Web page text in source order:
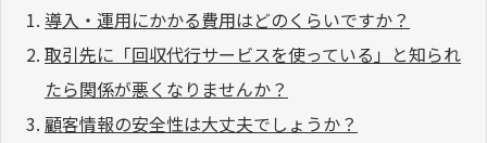
導入・運用にかかる費用はどのくらいですか？
取引先に「回収代行サービスを使っている」と知られ
たら関係が悪くなりませんか？
顧客情報の安全性は大丈夫でしょうか？